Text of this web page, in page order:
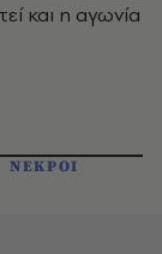
και η αγωνία
ΝΕΚΡΟΙ